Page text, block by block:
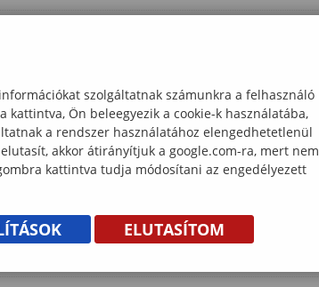
szolgáltatnak számunkra a felhasználó
Ön beleegyezik a cookie-k használatába,
a rendszer használatához elengedhetetlenül
akkor átirányítjuk a google.com-ra, mert nem
kattintva tudja módosítani az engedélyezett
ELUTASÍTOM